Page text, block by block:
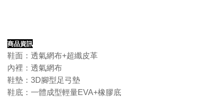
商品資訊
鞋面：透氣網布+超纖皮革
內裡：透氣網布
鞋墊：3D腳型足弓墊
鞋底：一體成型輕量EVA+橡膠底